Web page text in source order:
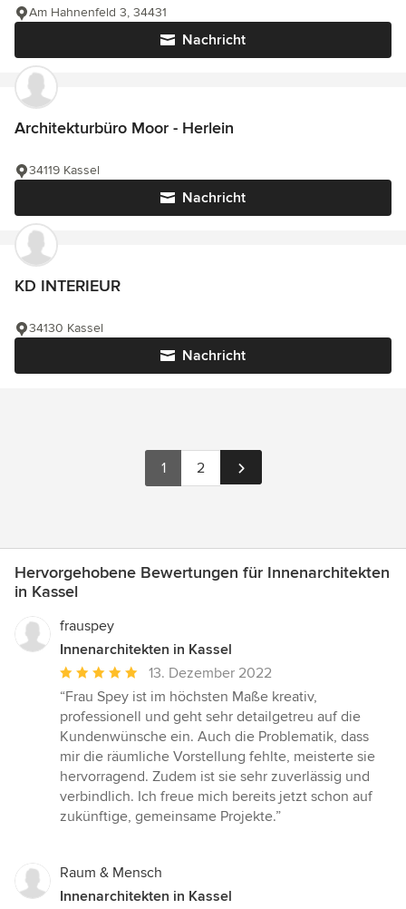
Nachricht
Am Hahnenfeld 3, 34431
Architekturbüro Moor - Herlein
Nachricht
34119 Kassel
KD INTERIEUR
Nachricht
34130 Kassel
1 2
Hervorgehobene Bewertungen für Innenarchitekten
in Kassel
frauspey
Innenarchitekten in Kassel
Durchschnittliche
Bewertung:
5
von
5
Sternen
13. Dezember 2022
“Frau Spey ist im höchsten Maße kreativ,
professionell und geht sehr detailgetreu auf die
Kundenwünsche ein. Auch die Problematik, dass
mir die räumliche Vorstellung fehlte, meisterte sie
hervorragend. Zudem ist sie sehr zuverlässig und
verbindlich. Ich freue mich bereits jetzt schon auf
zukünftige, gemeinsame Projekte.”
Raum & Mensch
Innenarchitekten in Kassel